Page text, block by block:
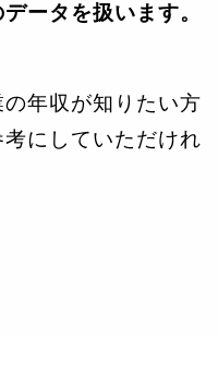
ータを扱います。
年収が知りたい方
にしていただけれ